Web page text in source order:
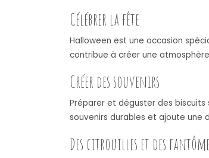
Célébrer la fête
Halloween est une occasion
contribue à créer une
Créer des souvenirs
Préparer et déguster des
souvenirs durables et ajoute une
Des citrouilles et des